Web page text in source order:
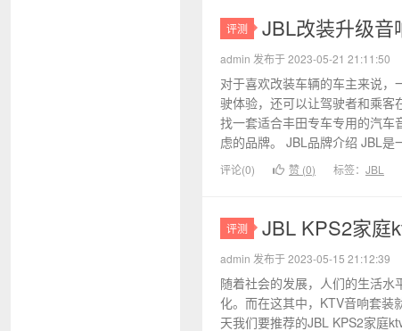
评测 JBL改装升级音
admin 发布于 2023-05-21 21:11:50
对于喜欢改装车辆的车主来说
驶体验，还可以让驾驶者和乘客
找一套适合丰田专车专用的汽车
虑的品牌。 JBL品牌介绍 JBL是
评论(0) 赞 (0) 标签： JBL
评测 JBL KPS2家庭
admin 发布于 2023-05-15 21:12:39
随着社会的发展，人们的生活
化。而在这其中，KTV音响套装
天我们要推荐的JBL KPS2家庭